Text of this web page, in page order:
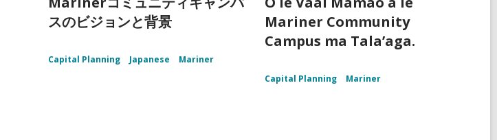
スのビジョンと背景
Capital Planning Japanese Mariner
Mariner Community
Campus ma Tala’aga.
Capital Planning Mariner